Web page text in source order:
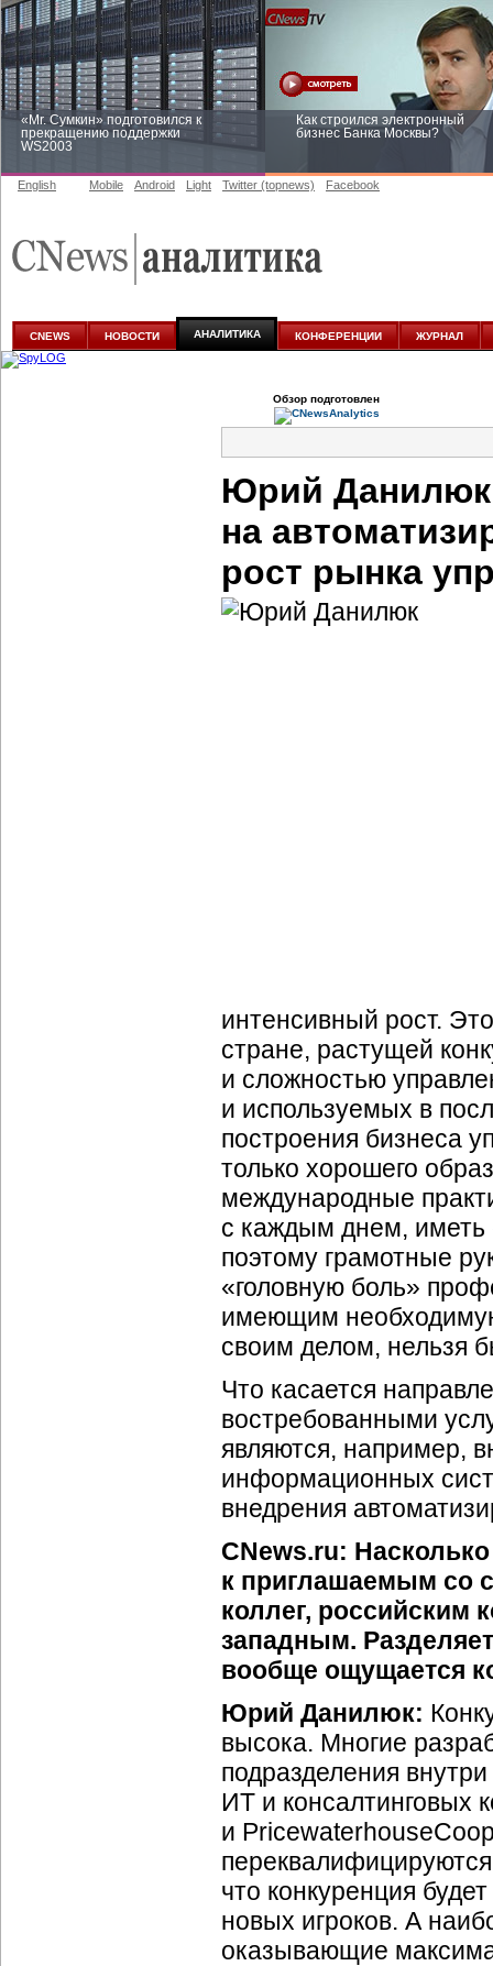
«Mr. Сумкин» подготовился к
прекращению поддержки
WS2003
Как строился электронный
бизнес Банка Москвы?
аналитике
English Mobile Android Light Twitter (topnews) Facebook
CNEWS НОВОСТИ АНАЛИТИКА КОНФЕРЕНЦИИ ЖУРНАЛ
Обзор подготовлен
Юрий
на
рост рынка
интенсивный рост.
стране, растущей
и сложностью
и используемых в
построения бизнеса
только хорошего
международные
с каждым днем, иметь
поэтому грамотные
«головную боль»
имеющим
своим делом, нельзя
Что касается
востребованными
являются, например,
информационных
внедрения
CNews.ru:
к приглашаемым со
коллег, российским
западным.
вообще ощущается
Юрий Данилюк:
высока. Многие
подразделения
ИТ и консалтинговых
и
что конкуренция
новых игроков. А
оказывающие